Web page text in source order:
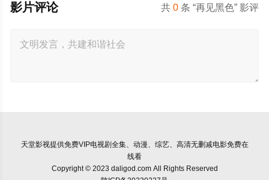
共0 条 “再见黑色” 影评
影片评论
天堂影视提供免费VIP电视剧全集、动漫、综艺、高清无删减电影免费在
线看
Copyright © 2023 daligod.com All Rights Reserved